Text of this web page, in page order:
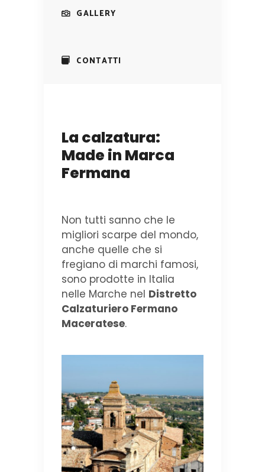
GALLERY
CONTATTI
La calzatura:
Made in Marca
Fermana
Non tutti sanno che le
migliori scarpe del mondo,
anche quelle che si
fregiano di marchi famosi,
sono prodotte in Italia
nelle Marche nel Distretto
Calzaturiero Fermano
Maceratese.